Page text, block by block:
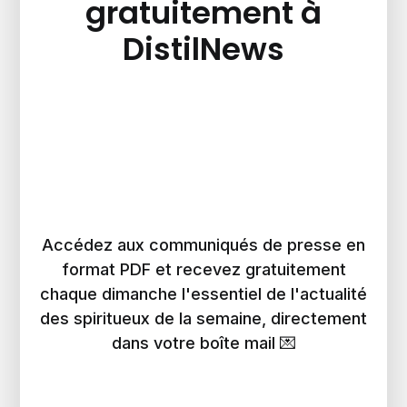
gratuitement à
DistilNews
Accédez aux communiqués de presse en
format PDF et recevez gratuitement
chaque dimanche l'essentiel de l'actualité
des spiritueux de la semaine, directement
dans votre boîte mail 💌